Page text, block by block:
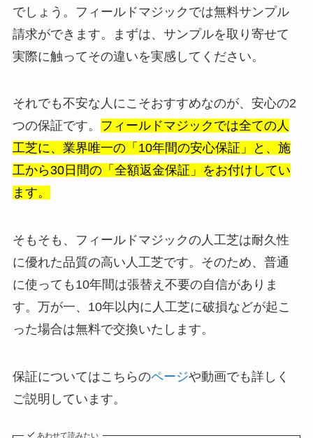
でしょう。フィールドマジックでは無料サンプル
請求ができます。まずは、サンプルを取り寄せて
実際に触ってその違いを実感してください。
それでも不安な人にこそおすすめなのが、安心の2
つの保証です。
フィールドマジックでは全ての人
工芝に、業界唯一の「10年間の安心保証」と、施
工から30日間の「全額返金保証」をお付けしてい
ます。
そもそも、フィールドマジックの人工芝は耐久性
に優れた品質の高い人工芝です。そのため、普通
に使っても10年間は張替え不要の自信がありま
す。万が一、10年以内に人工芝に破損などが起こ
った場合は無料で交換いたします。
保証についてはこちらのページや動画でも詳しく
ご説明しています。
あわせて読みたい